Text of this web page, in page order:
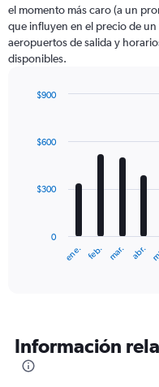
has
1
Y
axis
values.
to
el momento más caro (a un
que influyen en el precio de
aeropuertos de salida y
disponibles.
with
12
The
categories.
The
ene. feb. mar. abr.
0
$300
$600
$900
Información